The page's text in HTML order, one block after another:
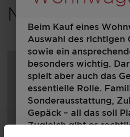
Modell
Beim Kauf eines
Auswahl des richtigen
sowie ein
besonders wichtig.
spielt aber auch das
essentielle Rolle.
Sonderausstattung,
Gepäck – all das soll
Zugleich gibt es